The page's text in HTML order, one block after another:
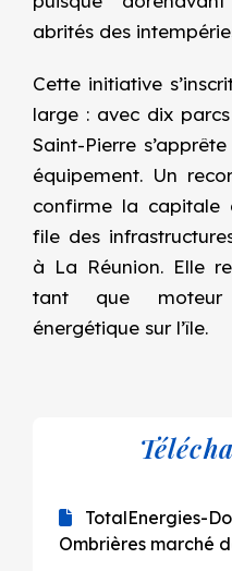
abrités des
Cette initiative
large : avec dix
Saint-Pierre
équipement. Un
confirme la capitale
file des
à La Réunion. Elle
tant que
énergétique sur l’île.
TotalEnergies-
Ombrières marché